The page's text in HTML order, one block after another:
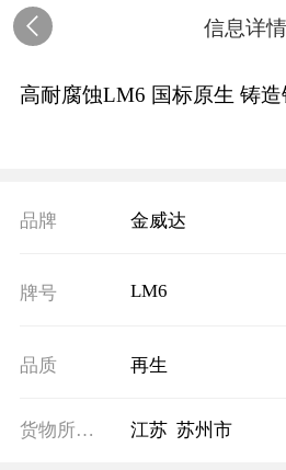
信息详情
高耐腐蚀LM6 国标原生 铸造
品牌 金威达
牌号 LM6
品质 再生
货物所在地 江苏 苏州市